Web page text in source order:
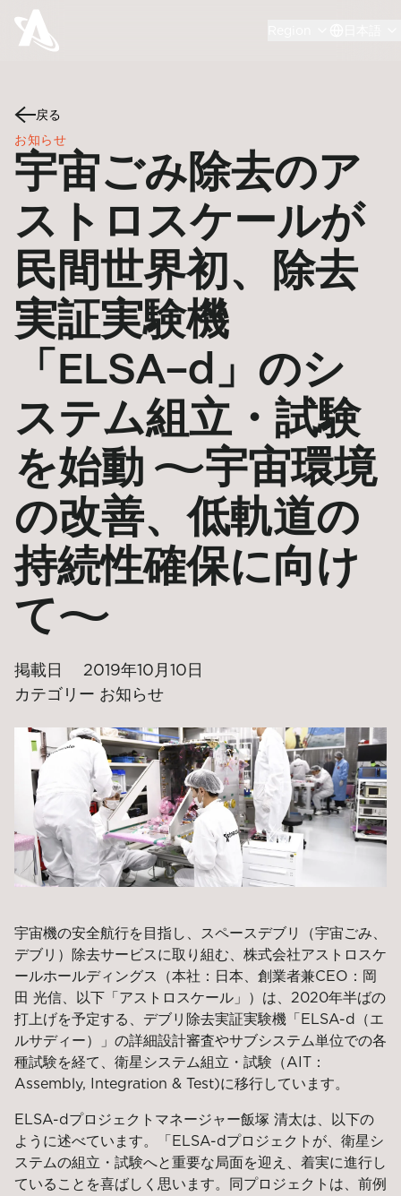
戻る
お知らせ
宇宙ごみ除去のア
ストロスケールが
民間世界初、除去
実証実験機
「ELSA-d」のシ
ステム組立・試験
を始動 〜宇宙環境
の改善、低軌道の
持続性確保に向け
て〜
掲載日
2019年10月10日
カテゴリー お知らせ
宇宙機の安全航行を目指し、スペースデブリ（宇宙ごみ、
デブリ）除去サービスに取り組む、株式会社アストロスケ
ールホールディングス（本社：日本、創業者兼CEO：岡
田 光信、以下「アストロスケール」）は、2020年半ばの
打上げを予定する、デブリ除去実証実験機「ELSA-d（エ
ルサディー）」の詳細設計審査やサブシステム単位での各
種試験を経て、衛星システム組立・試験（AIT：
Assembly, Integration & Test)に移行しています。
ELSA-dプロジェクトマネージャー飯塚 清太は、以下の
ように述べています。「ELSA-dプロジェクトが、衛星シ
ステムの組立・試験へと重要な局面を迎え、着実に進行し
ていることを喜ばしく思います。同プロジェクトは、前例